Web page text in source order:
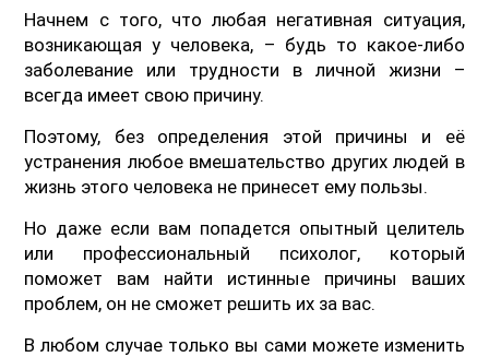
Начнем с того, что любая негативная ситуация,
возникающая у человека, – будь то какое-либо
заболевание или трудности в личной жизни –
всегда имеет свою причину.
Поэтому, без определения этой причины и её
устранения любое вмешательство других людей в
жизнь этого человека не принесет ему пользы.
Но даже если вам попадется опытный целитель
или профессиональный психолог, который
поможет вам найти истинные причины ваших
проблем, он не сможет решить их за вас.
В любом случае только вы сами можете изменить